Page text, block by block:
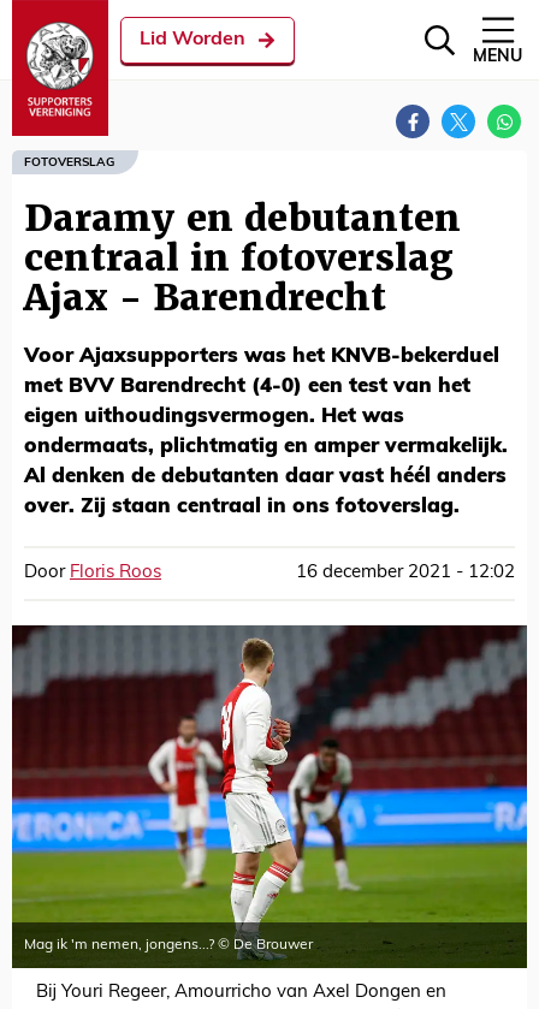
Lid Worden
MENU
FOTOVERSLAG
Daramy en debutanten
centraal in fotoverslag
Ajax - Barendrecht
Voor Ajaxsupporters was het KNVB-bekerduel
met BVV Barendrecht (4-0) een test van het
eigen uithoudingsvermogen. Het was
ondermaats, plichtmatig en amper vermakelijk.
Al denken de debutanten daar vast héél anders
over. Zij staan centraal in ons fotoverslag.
Door Floris Roos 16 december 2021 - 12:02
Mag ik 'm nemen, jongens...? © De Brouwer
Bij Youri Regeer, Amourricho van Axel Dongen en